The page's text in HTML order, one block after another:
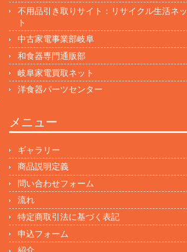
不用品引き取りサイト：リサイクル生活ネッ
ト
中古家電事業部岐阜
和食器専門通販部
岐阜家電買取ネット
洋食器パーツセンター
メニュー
ギャラリー
商品説明定義
問い合わせフォーム
流れ
特定商取引法に基づく表記
申込フォーム